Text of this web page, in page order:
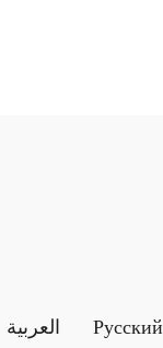
العربية Русский